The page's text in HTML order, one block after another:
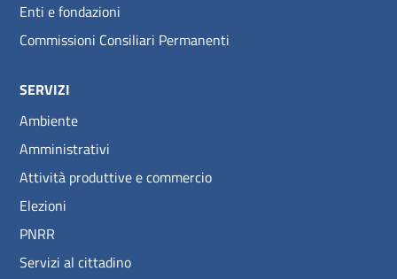
Enti e fondazioni
Commissioni Consiliari Permanenti
SERVIZI
Ambiente
Amministrativi
Attività produttive e commercio
Elezioni
PNRR
Servizi al cittadino